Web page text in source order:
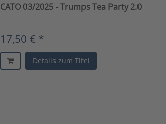
CATO 03/2025 - Trumps Tea Party 2.0
17,50 € *
Details zum Titel